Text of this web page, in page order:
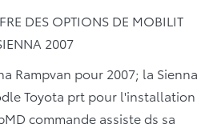
DES OPTIONS DE MOBILIT
2007
Rampvan pour 2007; la Sienna
Toyota prt pour l'installation
commande assiste ds sa